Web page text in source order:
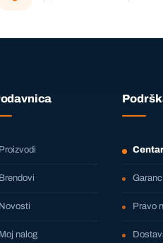
Proizvodi
Brendovi
Novosti
Moj nalog
Pravo